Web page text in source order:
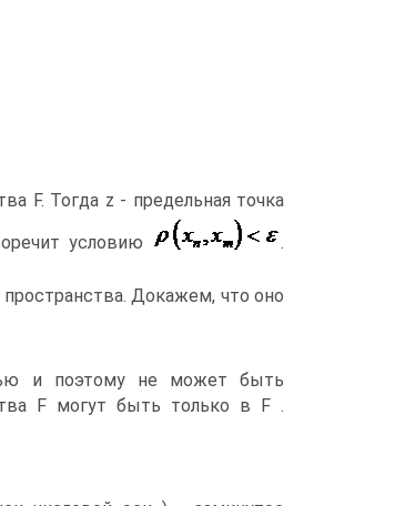
F. Тогда z - предельная точка
условию
.
Докажем, что оно
и поэтому не может быть
F могут быть только в F .